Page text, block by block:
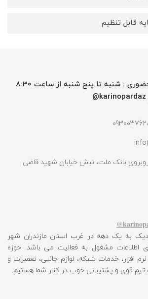
ساعت کار فروشگاه حضوری : شنبه تا پنج شنبه از ساعت 8:30
روبروی بانک ملت، نبش خیابان شهید قاضی
به یک دهه در غرب استان مازندران شهر
اطلاعات مشغول به فعالیت می باشد. حوزه
افزار، خدمات شبکه، لوازم جانبی، تعمیرات و
تیم قوی و پشتیبانی خوب در کنار شما هستیم.